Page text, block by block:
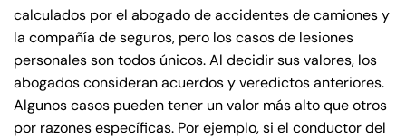
calculados por el abogado de accidentes de camiones y
la compañía de seguros, pero los casos de lesiones
personales son todos únicos. Al decidir sus valores, los
abogados consideran acuerdos y veredictos anteriores.
Algunos casos pueden tener un valor más alto que otros
por razones específicas. Por ejemplo, si el conductor del
Farmington - Hours
Answering Service
24/7
Office Hours
Enfield - Hours
Answering Service
24/7
Office Hours